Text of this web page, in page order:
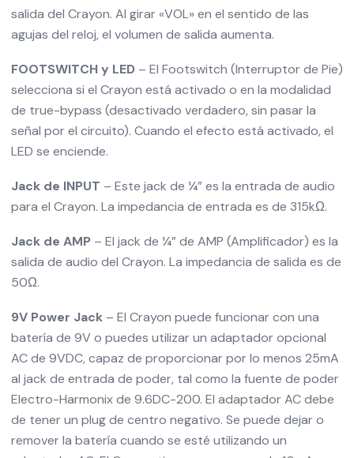
salida del Crayon. Al girar «VOL» en el sentido de las
agujas del reloj, el volumen de salida aumenta.
FOOTSWITCH y LED– El Footswitch (Interruptor de Pie)
selecciona si el Crayon está activado o en la modalidad
de true-bypass (desactivado verdadero, sin pasar la
señal por el circuito). Cuando el efecto está activado, el
LED se enciende.
Jack de INPUT – Este jack de ¼” es la entrada de audio
para el Crayon. La impedancia de entrada es de 315kΩ.
Jack de AMP – El jack de ¼” de AMP (Amplificador) es la
salida de audio del Crayon. La impedancia de salida es de
50Ω.
9V Power Jack– El Crayon puede funcionar con una
batería de 9V o puedes utilizar un adaptador opcional
AC de 9VDC, capaz de proporcionar por lo menos 25mA
al jack de entrada de poder, tal como la fuente de poder
Electro-Harmonix de 9.6DC-200. El adaptador AC debe
de tener un plug de centro negativo. Se puede dejar o
remover la batería cuando se esté utilizando un